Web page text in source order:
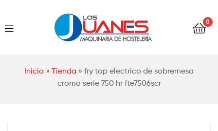
Los
0
Inicio » Tienda » fry top electrico de sobremesa
cromo serie 750 hr fte7506scr
Los